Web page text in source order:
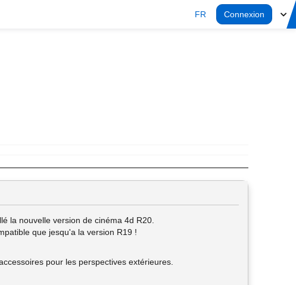
FR Connexion
la nouvelle version de cinéma 4d R20.
que jesqu'a la version R19 !
pour les perspectives extérieures.